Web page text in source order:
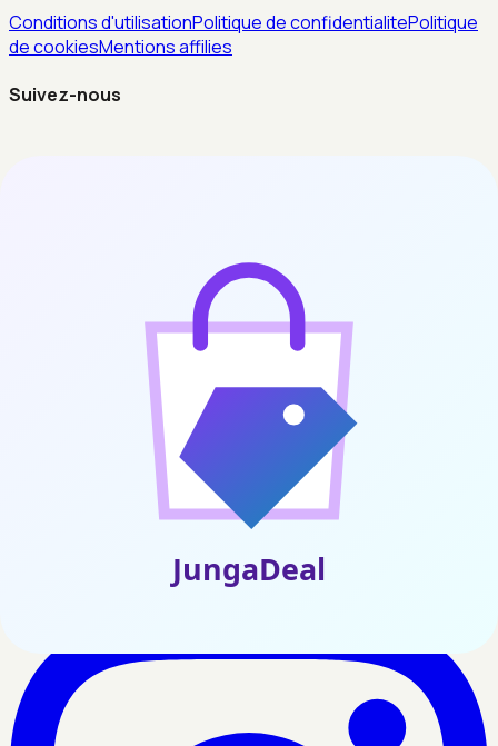
Conditions d'utilisationPolitique de confidentialitePolitique
de cookiesMentions affilies
Suivez-nous